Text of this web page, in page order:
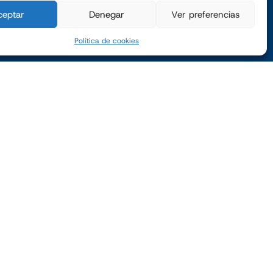
Denegar Ver preferencias
Política de cookies
SERVICIOS